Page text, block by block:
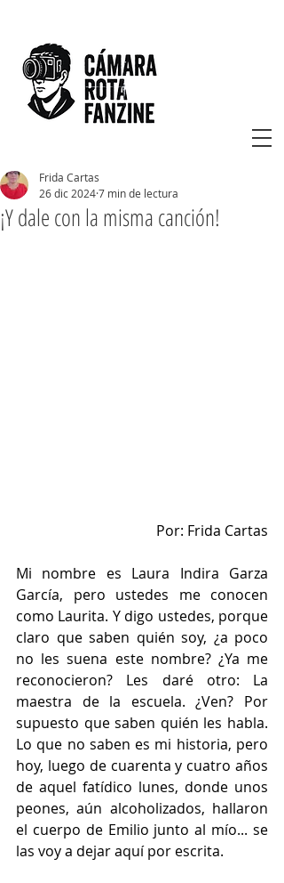
¡Y dale con la misma canción!
Frida Cartas
26 dic 20247 min de lectura
Por: Frida Cartas
Mi nombre es Laura Indira Garza
García, pero ustedes me conocen
como Laurita. Y digo ustedes, porque
claro que saben quién soy, ¿a poco
no les suena este nombre? ¿Ya me
reconocieron? Les daré otro: La
maestra de la escuela. ¿Ven? Por
supuesto que saben quién les habla.
Lo que no saben es mi historia, pero
hoy, luego de cuarenta y cuatro años
de aquel fatídico lunes, donde unos
peones, aún alcoholizados, hallaron
el cuerpo de Emilio junto al mío... se
las voy a dejar aquí por escrita.